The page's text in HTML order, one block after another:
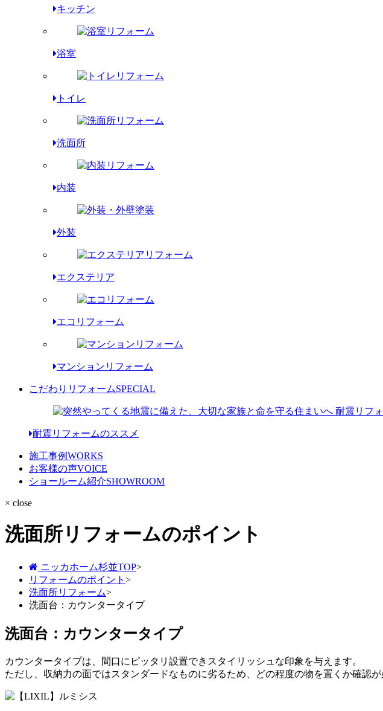
キッチン
浴室
トイレ
洗面所
内装
外装
エクステリア
エコリフォーム
マンションリフォーム
こだわりリフォームSPECIAL
耐震リフォームのススメ
施工事例WORKS
お客様の声VOICE
ショールーム紹介SHOWROOM
× close
洗面所リフォームのポイント
ニッカホーム杉並TOP>
リフォームのポイント >
洗面所リフォーム>
洗面台：カウンタータイプ
洗面台：カウンタータイプ
カウンタータイプは、間口にピッタリ設置できスタイリッシュな印象を与えます。
ただし、収納力の面ではスタンダードなものに劣るため、どの程度の物を置くか確認が